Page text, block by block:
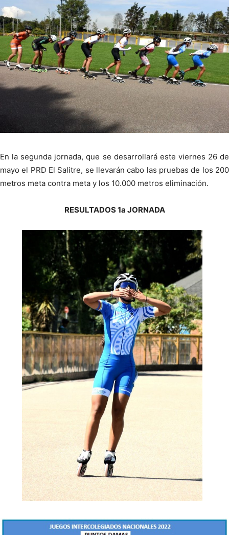
En la segunda jornada, que se desarrollará este viernes 26 de
mayo el PRD El Salitre, se llevarán cabo las pruebas de los 200
metros meta contra meta y los 10.000 metros eliminación.
RESULTADOS 1a JORNADA